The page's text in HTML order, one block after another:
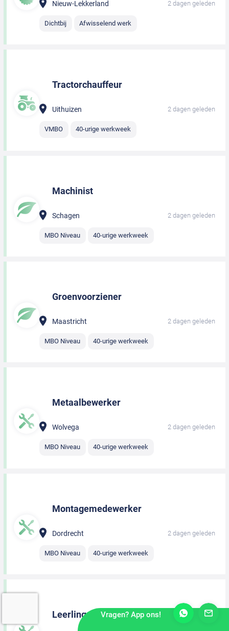
Nieuw-Lekkerland 2 dagen geleden
Dichtbij Afwisselend werk
Tractorchauffeur
Uithuizen 2 dagen geleden
VMBO 40-urige werkweek
Machinist
Schagen 2 dagen geleden
MBO Niveau 40-urige werkweek
Groenvoorziener
Maastricht 2 dagen geleden
MBO Niveau 40-urige werkweek
Metaalbewerker
Wolvega 2 dagen geleden
MBO Niveau 40-urige werkweek
Montagemedewerker
Dordrecht 2 dagen geleden
MBO Niveau 40-urige werkweek
Leerling monteurVragen? App ons!